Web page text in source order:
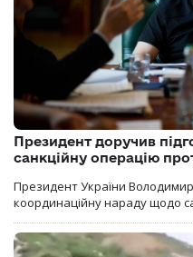
Президент доручив
санкційну операцію
Президент України
координаційну нараду щодо